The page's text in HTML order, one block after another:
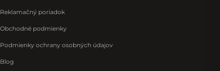
Reklamačný poriadok
Obchodné podmienky
Podmienky ochrany osobných údajov
Blog